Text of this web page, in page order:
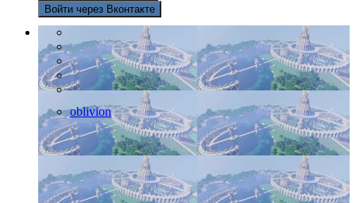
Войти через Вконтакте
oblivion